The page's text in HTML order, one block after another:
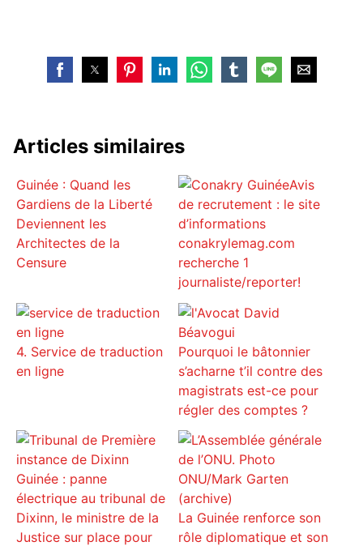
Articles similaires
Guinée : Quand les
Gardiens de la Liberté
Deviennent les
Architectes de la
Censure
Avis
de recrutement : le site
d’informations
conakrylemag.com
recherche 1
journaliste/reporter!
4. Service de traduction
en ligne
Pourquoi le bâtonnier
s’acharne t’il contre des
magistrats est-ce pour
régler des comptes ?
Guinée : panne
électrique au tribunal de
Dixinn, le ministre de la
Justice sur place pour
La Guinée renforce son
rôle diplomatique et son